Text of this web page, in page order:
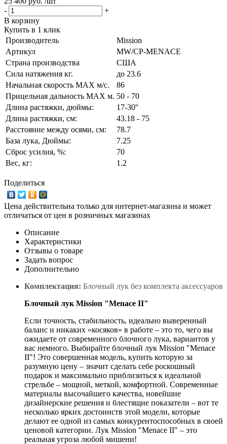
-
+
В корзину
Купить в 1 клик
Производитель
Mission
Артикул
MW/CP-MENACE
Страна производства
США
Сила натяжения кг.
до 23.6
Начальная скорость MAX м/c.
86
Прицельная дальность MAX м. 50 - 70
Длина растяжки, дюймы:
17-30''
Длина растяжки, cм:
43.18 - 75
Расстояние между осями, см:
78.7
База лука, Дюймы:
7.25
Сброс усилия, %:
70
Вес, кг:
1.2
Поделиться
Цена действительна только для интернет-магазина и может
отличаться от цен в розничных магазинах
Описание
Характеристики
Отзывы о товаре
Задать вопрос
Дополнительно
Комплектация: Блочный лук без комплекта аксессуаров
Блочный лук Mission "Menace II"
Если точность, стабильность, идеально выверенный
баланс и никаких «косяков» в работе – это то, чего вы
ожидаете от современного блочного лука, вариантов у
вас немного. Выбирайте блочный лук Mission "Menace
II"! Это совершенная модель, купить которую за
разумную цену – значит сделать себе роскошный
подарок и максимально приблизиться к идеальной
стрельбе – мощной, меткой, комфортной. Современные
материалы высочайшего качества, новейшие
дизайнерские решения и блестящие показатели – вот те
несколько ярких достоинств этой модели, которые
делают ее одной из самых конкурентоспособных в своей
ценовой категории. Лук Mission "Menace II" – это
реальная угроза любой мишени!